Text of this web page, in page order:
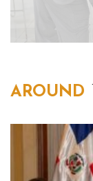
AROUND